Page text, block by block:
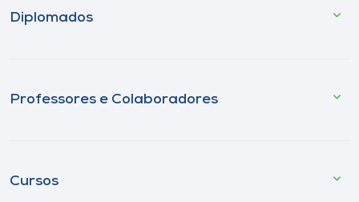
Diplomados
Professores e Colaboradores
Cursos